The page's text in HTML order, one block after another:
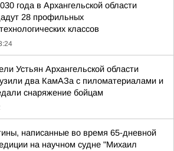
года в Архангельской области
28 профильных
классов
Устьян Архангельской области
два КамАЗа с пиломатериалами и
снаряжение бойцам
написанные во время 65-дневной
на научном судне "Михаил